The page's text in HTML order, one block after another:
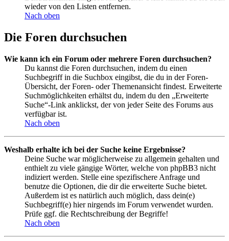
wieder von den Listen entfernen.
Nach oben
Die Foren durchsuchen
Wie kann ich ein Forum oder mehrere Foren durchsuchen?
Du kannst die Foren durchsuchen, indem du einen
Suchbegriff in die Suchbox eingibst, die du in der Foren-
Übersicht, der Foren- oder Themenansicht findest. Erweiterte
Suchmöglichkeiten erhältst du, indem du den „Erweiterte
Suche“-Link anklickst, der von jeder Seite des Forums aus
verfügbar ist.
Nach oben
Weshalb erhalte ich bei der Suche keine Ergebnisse?
Deine Suche war möglicherweise zu allgemein gehalten und
enthielt zu viele gängige Wörter, welche von phpBB3 nicht
indiziert werden. Stelle eine spezifischere Anfrage und
benutze die Optionen, die dir die erweiterte Suche bietet.
Außerdem ist es natürlich auch möglich, dass dein(e)
Suchbegriff(e) hier nirgends im Forum verwendet wurden.
Prüfe ggf. die Rechtschreibung der Begriffe!
Nach oben